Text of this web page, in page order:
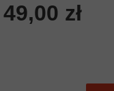
49,00 zł